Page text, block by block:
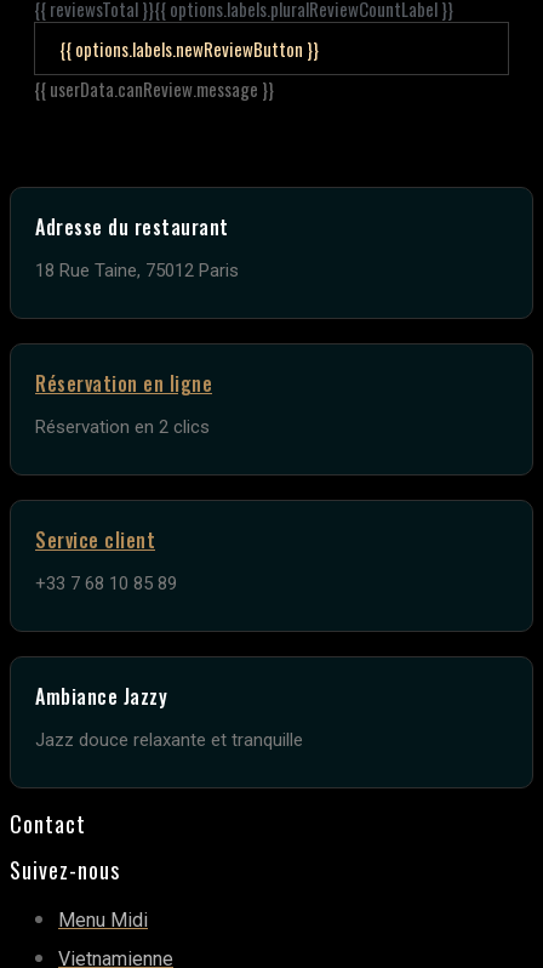
{{ reviewsTotal }}{{ options.labels.pluralReviewCountLabel }}
{{ options.labels.newReviewButton }}
{{ userData.canReview.message }}
Adresse du restaurant
18 Rue Taine, 75012 Paris
Réservation en ligne
Réservation en 2 clics
Service client
+33 7 68 10 85 89
Ambiance Jazzy
Jazz douce relaxante et tranquille
Contact
Suivez-nous
Menu Midi
Vietnamienne